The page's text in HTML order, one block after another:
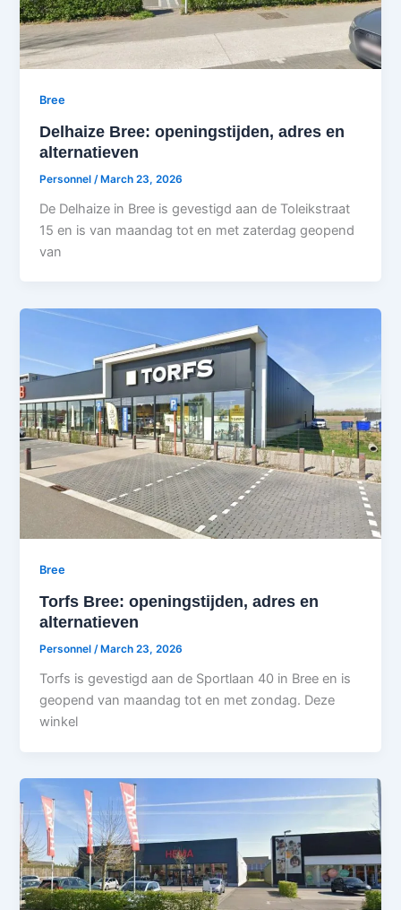
Bree
Delhaize Bree: openingstijden, adres en
alternatieven
Personnel /March 23, 2026
De Delhaize in Bree is gevestigd aan de Toleikstraat
15 en is van maandag tot en met zaterdag geopend
van
Bree
Torfs Bree: openingstijden, adres en
alternatieven
Personnel /March 23, 2026
Torfs is gevestigd aan de Sportlaan 40 in Bree en is
geopend van maandag tot en met zondag. Deze
winkel